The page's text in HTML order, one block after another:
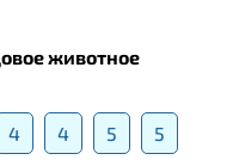
животное
4 4 5 5